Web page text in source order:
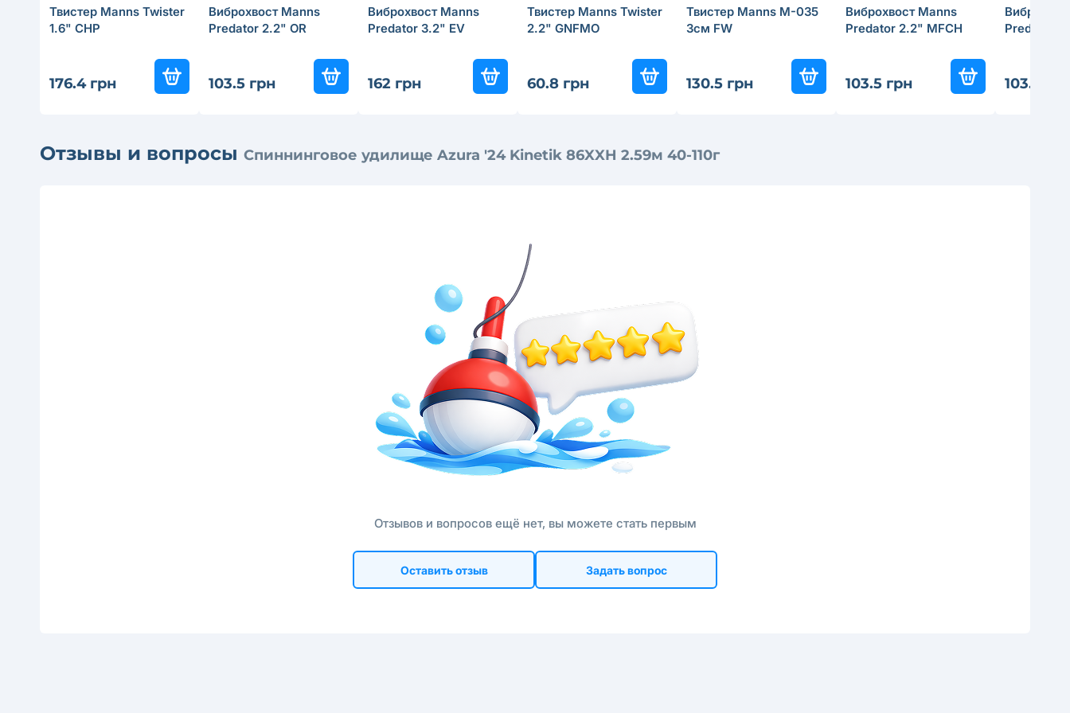
Твистер Manns Twister
1.6" CHP
176.4 грн
Виброхвост Manns
Predator 2.2" OR
103.5 грн
Виброхвост Manns
Predator 3.2" EV
162 грн
Твистер Manns Twister
2.2" GNFMO
60.8 грн
Твистер Manns M-035
3см FW
130.5 грн
Виброхвост Manns
Predator 2.2" MFCH
103.5 грн
Predator
103.5
Отзывы и вопросы Спиннинговое удилище Azura '24 Kinetik 86XXH 2.59м 40-110г
Отзывов и вопросов ещё нет, вы можете стать первым
Оставить отзыв Задать вопрос